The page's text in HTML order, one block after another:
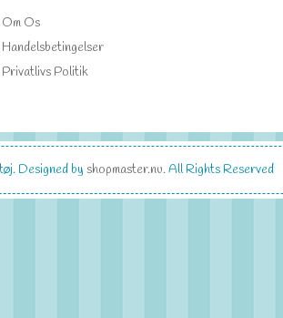
Om Os
Handelsbetingelser
Privatlivs Politik
. Designed by shopmaster.nu. All Rights Reserved